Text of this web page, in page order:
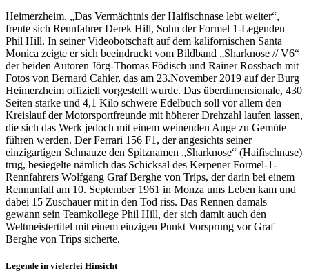
Heimerzheim. „Das Vermächtnis der Haifischnase lebt weiter“,
freute sich Rennfahrer Derek Hill, Sohn der Formel 1-Legenden
Phil Hill. In seiner Videobotschaft auf dem kalifornischen Santa
Monica zeigte er sich beeindruckt vom Bildband „Shark­nose // V6“
der beiden Autoren Jörg-Thomas Födisch und Rainer Rossbach mit
Fotos von Bernard Cahier, das am 23.November 2019 auf der Burg
Heimerzheim offiziell vorgestellt wurde. Das überdimensionale, 430
Seiten starke und 4,1 Kilo schwere Edelbuch soll vor allem den
Kreislauf der Motorsportfreunde mit höherer Drehzahl laufen lassen,
die sich das Werk jedoch mit einem weinenden Auge zu Gemüte
führen werden. Der Ferrari 156 F1, der angesichts seiner
einzigartigen Schnauze den Spitznamen „Sharknose“ (Haifischnase)
trug, besiegelte nämlich das Schicksal des Kerpener Formel-1-
Rennfahrers Wolfgang Graf Berghe von Trips, der darin bei einem
Rennunfall am 10. September 1961 in Monza ums Leben kam und
dabei 15 Zuschauer mit in den Tod riss. Das Rennen damals
gewann sein Teamkollege Phil Hill, der sich damit auch den
Weltmeistertitel mit einem einzigen Punkt Vorsprung vor Graf
Berghe von Trips sicherte.
Legende in vielerlei Hinsicht